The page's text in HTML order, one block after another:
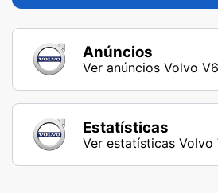
Anúncios
Ver anúncios Volvo
Estatísticas
Ver estatísticas Volvo